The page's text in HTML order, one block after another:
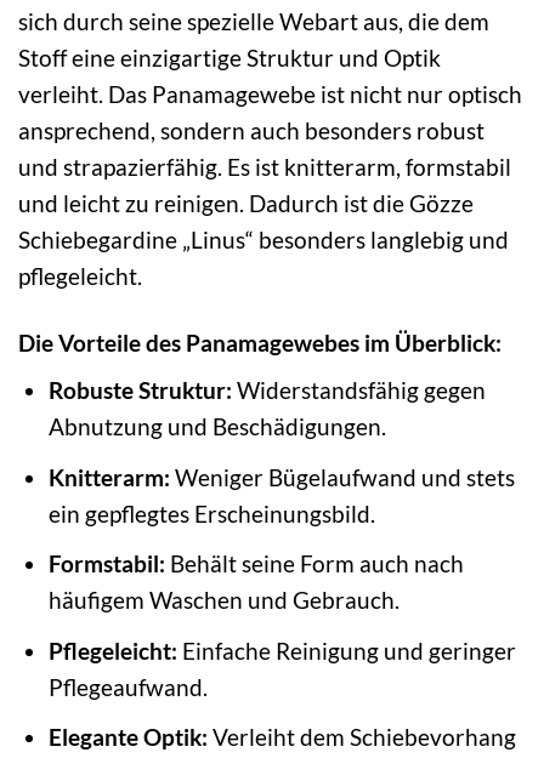
sich durch seine spezielle Webart aus, die dem
Stoff eine einzigartige Struktur und Optik
verleiht. Das Panamagewebe ist nicht nur optisch
ansprechend, sondern auch besonders robust
und strapazierfähig. Es ist knitterarm, formstabil
und leicht zu reinigen. Dadurch ist die Gözze
Schiebegardine „Linus“ besonders langlebig und
pflegeleicht.
Die Vorteile des Panamagewebes im Überblick:
Robuste Struktur: Widerstandsfähig gegen
Abnutzung und Beschädigungen.
Knitterarm: Weniger Bügelaufwand und stets
ein gepflegtes Erscheinungsbild.
Formstabil: Behält seine Form auch nach
häufigem Waschen und Gebrauch.
Pflegeleicht: Einfache Reinigung und geringer
Pflegeaufwand.
Elegante Optik: Verleiht dem Schiebevorhang